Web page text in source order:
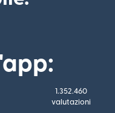
1.352.460
valutazioni